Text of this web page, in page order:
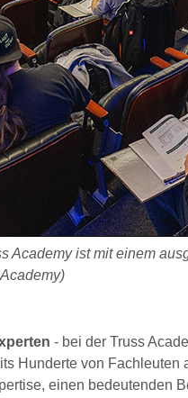
Academy ist mit einem
- bei der Truss
Hunderte von
einen bedeutenden